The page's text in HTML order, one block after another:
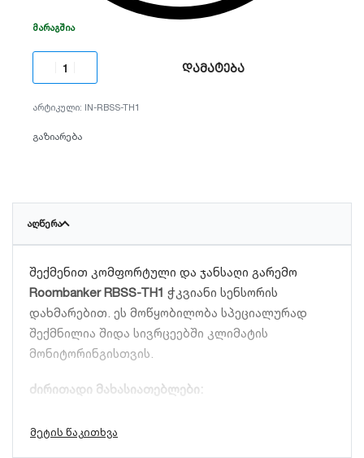
ᲛᲐᲠᲐᲒᲨᲘᲐ
დამატება
IN-RBSS-TH1
გაზიარება
ᲐᲦᲬᲔᲠᲐ
შექმენით კომფორტული და ჯანსაღი გარემო
Roombanker RBSS-TH1 ჭკვიანი სენსორის
დახმარებით. ეს მოწყობილობა სპეციალურად
შექმნილია შიდა სივრცეებში კლიმატის
მონიტორინგისთვის.
ძირითადი მახასიათებლები:
ზუსტი მონიტორინგი: